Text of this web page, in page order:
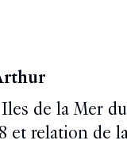
Iles de la Mer
et relation de